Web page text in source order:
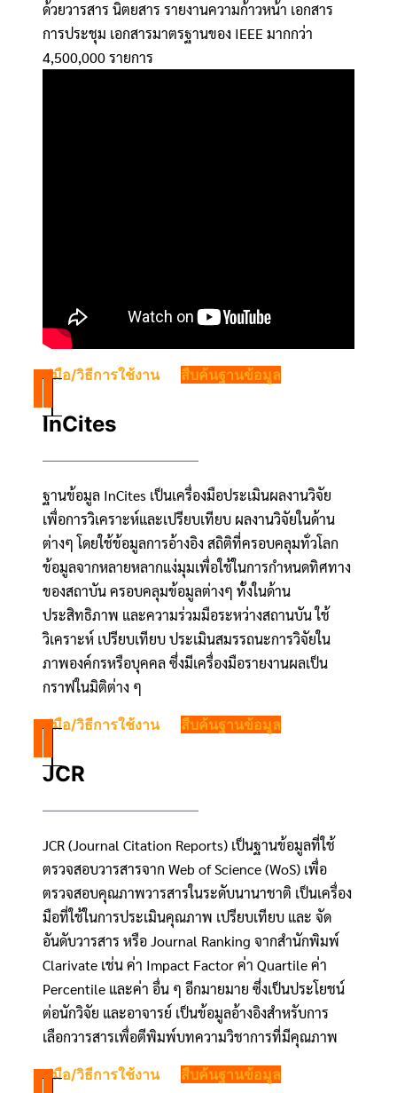
ด้วยวารสาร นิตยสาร รายงานความก้าวหน้า เอกสาร
การประชุม เอกสารมาตรฐานของ IEEE มากกว่า
4,500,000 รายการ
คู่มือ/วิธีการใช้งาน สืบค้นฐานข้อมูล
InCites
ฐานข้อมูล InCites เป็นเครื่องมือประเมินผลงานวิจัย
เพื่อการวิเคราะห์และเปรียบเทียบ ผลงานวิจัยในด้าน
ต่างๆ โดยใช้ข้อมูลการอ้างอิง สถิติที่ครอบคลุมทั่วโลก
ข้อมูลจากหลายหลากแง่มุมเพื่อใช้ในการกำหนดทิศทาง
ของสถาบัน ครอบคลุมข้อมูลต่างๆ ทั้งในด้าน
ประสิทธิภาพ และความร่วมมือระหว่างสถานบัน ใช้
วิเคราะห์ เปรียบเทียบ ประเมินสมรรถนะการวิจัยใน
ภาพองค์กรหรือบุคคล ซึ่งมีเครื่องมือรายงานผลเป็น
กราฟในมิติต่าง ๆ
คู่มือ/วิธีการใช้งาน สืบค้นฐานข้อมูล
JCR
JCR (Journal Citation Reports) เป็นฐานข้อมูลที่ใช้
ตรวจสอบวารสารจาก Web of Science (WoS) เพื่อ
ตรวจสอบคุณภาพวารสารในระดับนานาชาติ เป็นเครื่อง
มือที่ใช้ในการประเมินคุณภาพ เปรียบเทียบ และ จัด
อันดับวารสาร หรือ Journal Ranking จากสำนักพิมพ์
Clarivate เช่น ค่า Impact Factor ค่า Quartile ค่า
Percentile และค่า อื่น ๆ อีกมายมาย ซึ่งเป็นประโยชน์
ต่อนักวิจัย และอาจารย์ เป็นข้อมูลอ้างอิงสำหรับการ
เลือกวารสารเพื่อตีพิมพ์บทความวิชาการที่มีคุณภาพ
คู่มือ/วิธีการใช้งาน สืบค้นฐานข้อมูล